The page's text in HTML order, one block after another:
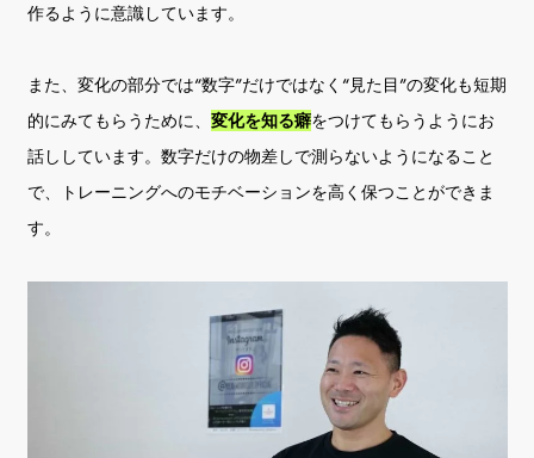
作るように意識しています。
また、変化の部分では“数字”だけではなく“見た目”の変化も短期
的にみてもらうために、 変化を知る癖をつけてもらうようにお
話ししています。数字だけの物差しで測らないようになること
で、トレーニングへのモチベーションを高く保つことができま
す。